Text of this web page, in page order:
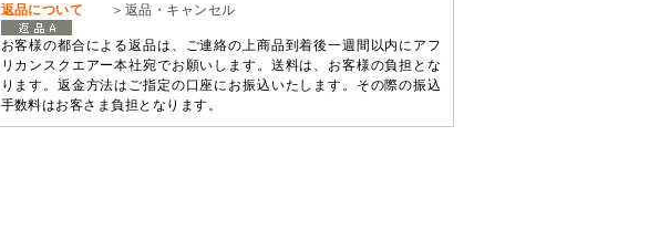
返品について ＞返品・キャンセル
お客様の都合による返品は、ご連絡の上商品到着後一週間以内にアフ
リカンスクエアー本社宛でお願いします。送料は、お客様の負担とな
ります。返金方法はご指定の口座にお振込いたします。その際の振込
手数料はお客さま負担となります。